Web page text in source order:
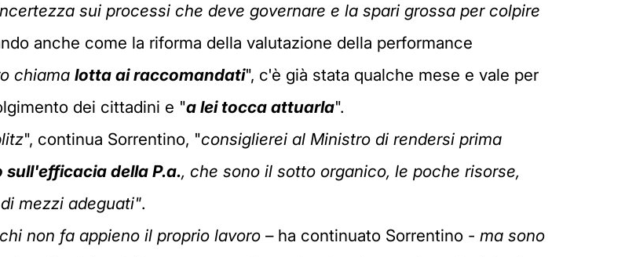
sui processi che deve governare e la spari grossa per colpire
anche come la riforma della valutazione della performance
chiama lotta ai raccomandati", c'è già stata qualche mese e vale per
dei cittadini e "a lei tocca attuarla".
", continua Sorrentino, "consiglierei al Ministro di rendersi prima
della P.a., che sono il sotto organico, le poche risorse,
mezzi adeguati".
non fa appieno il proprio lavoro – ha continuato Sorrentino - ma sono